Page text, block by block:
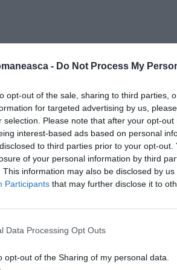
- Do Not Process My
opt-out of the sale, sharing to third parties,
for targeted advertising by us,
selection. Please note that after your opt-
interest-based ads based on personal
to third parties prior to your opt-
of your personal information by third
This information may also be disclosed by
Participants that may further disclose it to
Data Processing Opt Outs
opt-out of the Sharing of my personal data.
nunții au fost motivate de
ocupă un loc special în inimile
într-o vacanță cu ambele
Ok! Magazineanul trecut.
Mister Italia: ”Gropițele, fizicul